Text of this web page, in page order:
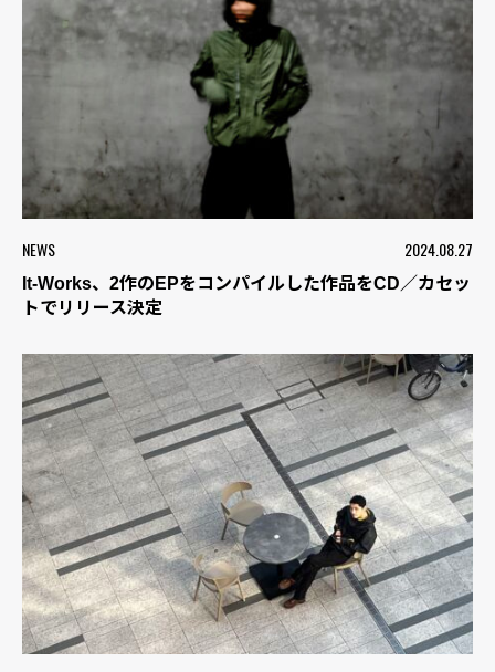
NEWS 2024.08.27
It-Works、2作のEPをコンパイルした作品をCD／カセッ
トでリリース決定